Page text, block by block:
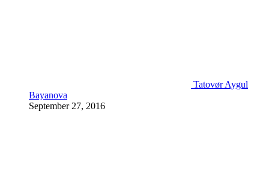
Tatovør Aygul
Bayanova
September 27, 2016